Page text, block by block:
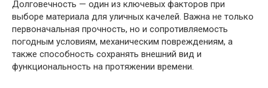
Долговечность — один из ключевых факторов при
выборе материала для уличных качелей. Важна не только
первоначальная прочность, но и сопротивляемость
погодным условиям, механическим повреждениям, а
также способность сохранять внешний вид и
функциональность на протяжении времени.